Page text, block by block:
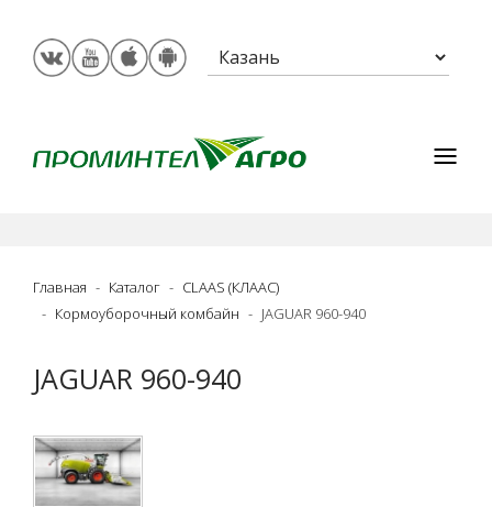
Главная Каталог
CLAAS (КЛААС)
Кормоуборочный комбайн
JAGUAR 960-940
JAGUAR 960-940